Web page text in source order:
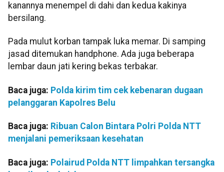
kanannya menempel di dahi dan kedua kakinya
bersilang.
Pada mulut korban tampak luka memar. Di samping
jasad ditemukan handphone. Ada juga beberapa
lembar daun jati kering bekas terbakar.
Baca juga: Polda kirim tim cek kebenaran dugaan
pelanggaran Kapolres Belu
Baca juga: Ribuan Calon Bintara Polri Polda NTT
menjalani pemeriksaan kesehatan
Baca juga: Polairud Polda NTT limpahkan tersangka